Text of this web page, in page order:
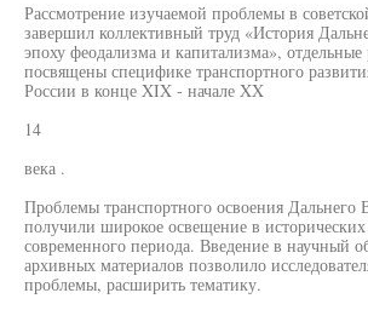
Рассмотрение изучаемой проблемы в
завершил коллективный труд «История
эпоху феодализма и капитализма», отдельные
посвящены специфике транспортного
России в конце XIX - начале XX
14
века .
Проблемы транспортного освоения Дальнего
получили широкое освещение в исторических
современного периода. Введение в научный
архивных материалов позволило
проблемы, расширить тематику.